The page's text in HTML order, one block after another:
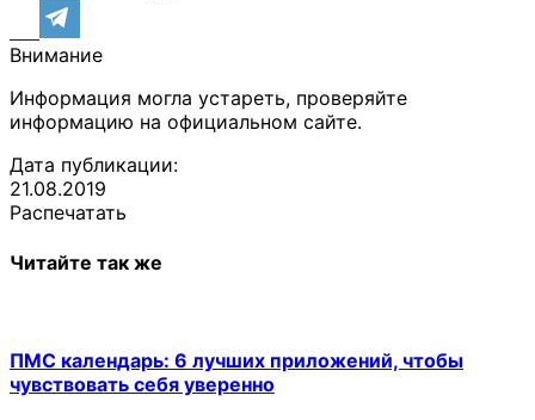
Внимание
Информация могла устареть, проверяйте
информацию на официальном сайте.
Дата публикации:
21.08.2019
Распечатать
Читайте так же
ПМС календарь: 6 лучших приложений, чтобы
чувствовать себя уверенно